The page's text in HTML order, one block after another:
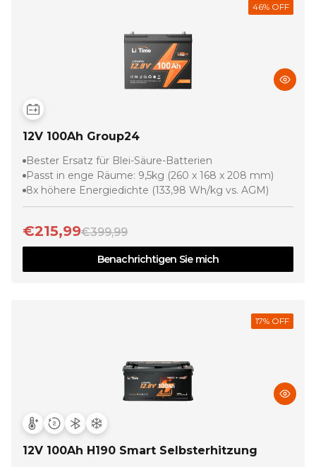
46% OFF
12V 100Ah Group24
Bester Ersatz für Blei-Säure-Batterien
Passt in enge Räume: 9,5kg (260 x 168 x 208 mm)
8x höhere Energiedichte (133,98 Wh/kg vs. AGM)
€215,99€399,99
Benachrichtigen Sie mich
17% OFF
12V 100Ah H190 Smart Selbsterhitzung